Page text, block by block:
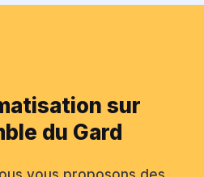
sur
du Gard